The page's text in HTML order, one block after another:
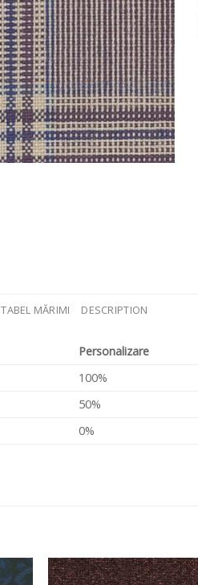
TABEL MĂRIMI DESCRIPTION
Personalizare
100%
50%
0%